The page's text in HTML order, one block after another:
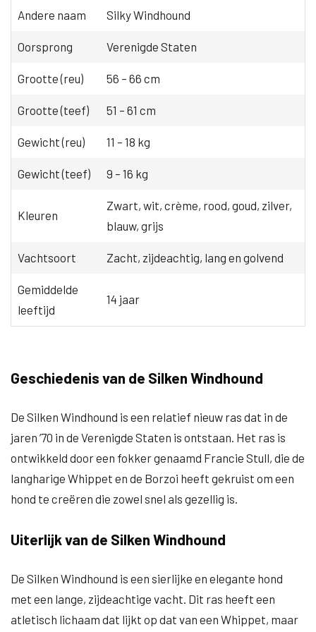
Andere naam Silky Windhound
Oorsprong Verenigde Staten
Grootte (reu) 56 – 66 cm
Grootte (teef) 51 – 61 cm
Gewicht (reu) 11 – 18 kg
Gewicht (teef) 9 – 16 kg
Kleuren
Zwart, wit, crème, rood, goud, zilver,
blauw, grijs
Vachtsoort Zacht, zijdeachtig, lang en golvend
Gemiddelde
leeftijd
14 jaar
Geschiedenis van de Silken Windhound
De Silken Windhound is een relatief nieuw ras dat in de
jaren ’70 in de Verenigde Staten is ontstaan. Het ras is
ontwikkeld door een fokker genaamd Francie Stull, die de
langharige Whippet en de Borzoi heeft gekruist om een ​​
hond te creëren die zowel snel als gezellig is.
Uiterlijk van de Silken Windhound
De Silken Windhound is een sierlijke en elegante hond
met een lange, zijdeachtige vacht. Dit ras heeft een
atletisch lichaam dat lijkt op dat van een Whippet, maar